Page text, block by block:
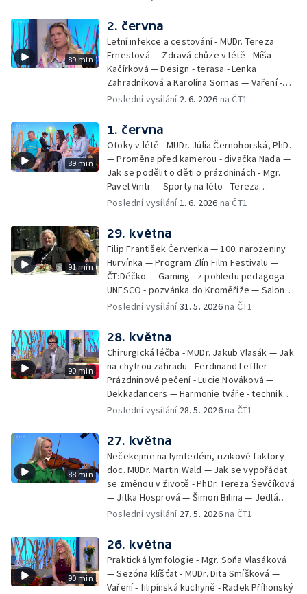
Heřmánková, Zdeněk Žák, Josef Vrána
89 min
2. června
Letní infekce a cestování - MUDr. Tereza
Ernestová — Zdravá chůze v létě - Míša
Kačírková — Design - terasa - Lenka
Zahradníková a Karolína Sornas — Vaření -
jahody - Simona Machurová — Letní sporty -
— Batohy do školy i na prázdniny - Mirka
Belhová — Pramen - Ivan Ostrochovský
Poslední vysílání 2. 6. 2026 na ČT1
89 min
1. června
Otoky v létě - MUDr. Júlia Černohorská, PhD.
— Proměna před kamerou - divačka Naďa —
Jak se podělit o děti o prázdninách - Mgr.
Pavel Vintr — Sporty na léto - Tereza
Michalová — Černé ovce — Změny v
v Českém ráji - Tomáš Jeřábek, Magdalena
Borová, Eva Váchová
Poslední vysílání1. 6. 2026 na ČT1
91 min
29. května
Filip František Červenka — 100. narozeniny
Hurvínka — Program Zlín Film Festivalu —
ČT:Déčko — Gaming - z pohledu pedagoga —
UNESCO - pozvánka do Kroměříže — Salon
filmových klapek
Poslední vysílání31. 5. 2026na ČT1
90 min
28. května
Chirurgická léčba - MUDr. Jakub Vlasák — Jak
na chytrou zahradu - Ferdinand Leffler —
Prázdninové pečení - Lucie Nováková —
Dekkadancers — Harmonie tváře - techniky
přírodního omlazení - Martina Kavecká —
Petr Bednařík — Počasí s Michalem Žákem
Poslední vysílání 28. 5. 2026na ČT1
88 min
27. května
Nečekejme na lymfedém, rizikové faktory -
doc. MUDr. Martin Wald — Jak se vypořádat
se změnou v životě - PhDr. Tereza Ševčíková
— Jitka Hosprová — Šimon Bilina — Jedlá
zahrada - Petra Matějková — Kulturní tipy
Poslední vysílání 27. 5. 2026na ČT1
90 min
26. května
Praktická lymfologie - Mgr. Soňa Vlasáková
— Sezóna klíšťat - MUDr. Dita Smíšková —
Vaření - filipínská kuchyně - Radek Příhonský